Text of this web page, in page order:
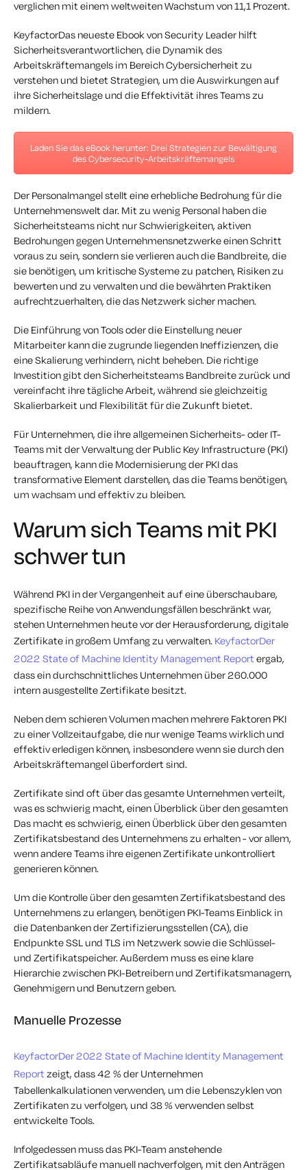
verglichen mit einem weltweiten Wachstum von 11,1 Prozent.
KeyfactorDas neueste Ebook von Security Leader hilft
Sicherheitsverantwortlichen, die Dynamik des
Arbeitskräftemangels im Bereich Cybersicherheit zu
verstehen und bietet Strategien, um die Auswirkungen auf
ihre Sicherheitslage und die Effektivität ihres Teams zu
mildern.
Laden Sie das eBook herunter: Drei Strategien zur Bewältigung
des Cybersecurity-Arbeitskräftemangels
Der Personalmangel stellt eine erhebliche Bedrohung für die
Unternehmenswelt dar. Mit zu wenig Personal haben die
Sicherheitsteams nicht nur Schwierigkeiten, aktiven
Bedrohungen gegen Unternehmensnetzwerke einen Schritt
voraus zu sein, sondern sie verlieren auch die Bandbreite, die
sie benötigen, um kritische Systeme zu patchen, Risiken zu
bewerten und zu verwalten und die bewährten Praktiken
aufrechtzuerhalten, die das Netzwerk sicher machen.
Die Einführung von Tools oder die Einstellung neuer
Mitarbeiter kann die zugrunde liegenden Ineffizienzen, die
eine Skalierung verhindern, nicht beheben. Die richtige
Investition gibt den Sicherheitsteams Bandbreite zurück und
vereinfacht ihre tägliche Arbeit, während sie gleichzeitig
Skalierbarkeit und Flexibilität für die Zukunft bietet.
Für Unternehmen, die ihre allgemeinen Sicherheits- oder IT-
Teams mit der Verwaltung der Public Key Infrastructure (PKI)
beauftragen, kann die Modernisierung der PKI das
transformative Element darstellen, das die Teams benötigen,
um wachsam und effektiv zu bleiben.
Warum sich Teams mit PKI
schwer tun
Während PKI in der Vergangenheit auf eine überschaubare,
spezifische Reihe von Anwendungsfällen beschränkt war,
stehen Unternehmen heute vor der Herausforderung, digitale
Zertifikate in großem Umfang zu verwalten. KeyfactorDer
2022 State of Machine Identity Management Report ergab,
dass ein durchschnittliches Unternehmen über 260.000
intern ausgestellte Zertifikate besitzt.
Neben dem schieren Volumen machen mehrere Faktoren PKI
zu einer Vollzeitaufgabe, die nur wenige Teams wirklich und
effektiv erledigen können, insbesondere wenn sie durch den
Arbeitskräftemangel überfordert sind.
Zertifikate sind oft über das gesamte Unternehmen verteilt,
was es schwierig macht, einen Überblick über den gesamten
Das macht es schwierig, einen Überblick über den gesamten
Zertifikatsbestand des Unternehmens zu erhalten - vor allem,
wenn andere Teams ihre eigenen Zertifikate unkontrolliert
generieren können.
Um die Kontrolle über den gesamten Zertifikatsbestand des
Unternehmens zu erlangen, benötigen PKI-Teams Einblick in
die Datenbanken der Zertifizierungsstellen (CA), die
Endpunkte SSL und TLS im Netzwerk sowie die Schlüssel-
und Zertifikatspeicher. Außerdem muss es eine klare
Hierarchie zwischen PKI-Betreibern und Zertifikatsmanagern,
Genehmigern und Benutzern geben.
Manuelle Prozesse
KeyfactorDer 2022 State of Machine Identity Management
Report zeigt, dass 42 % der Unternehmen
Tabellenkalkulationen verwenden, um die Lebenszyklen von
Zertifikaten zu verfolgen, und 38 % verwenden selbst
entwickelte Tools.
Infolgedessen muss das PKI-Team anstehende
Zertifikatsabläufe manuell nachverfolgen, mit den Anträgen